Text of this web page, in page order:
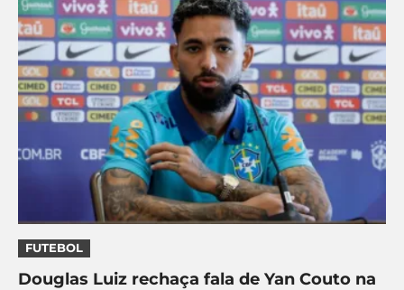
CRUZEIRO
FUTEBOL
Douglas Luiz rechaça fala de Yan Couto na